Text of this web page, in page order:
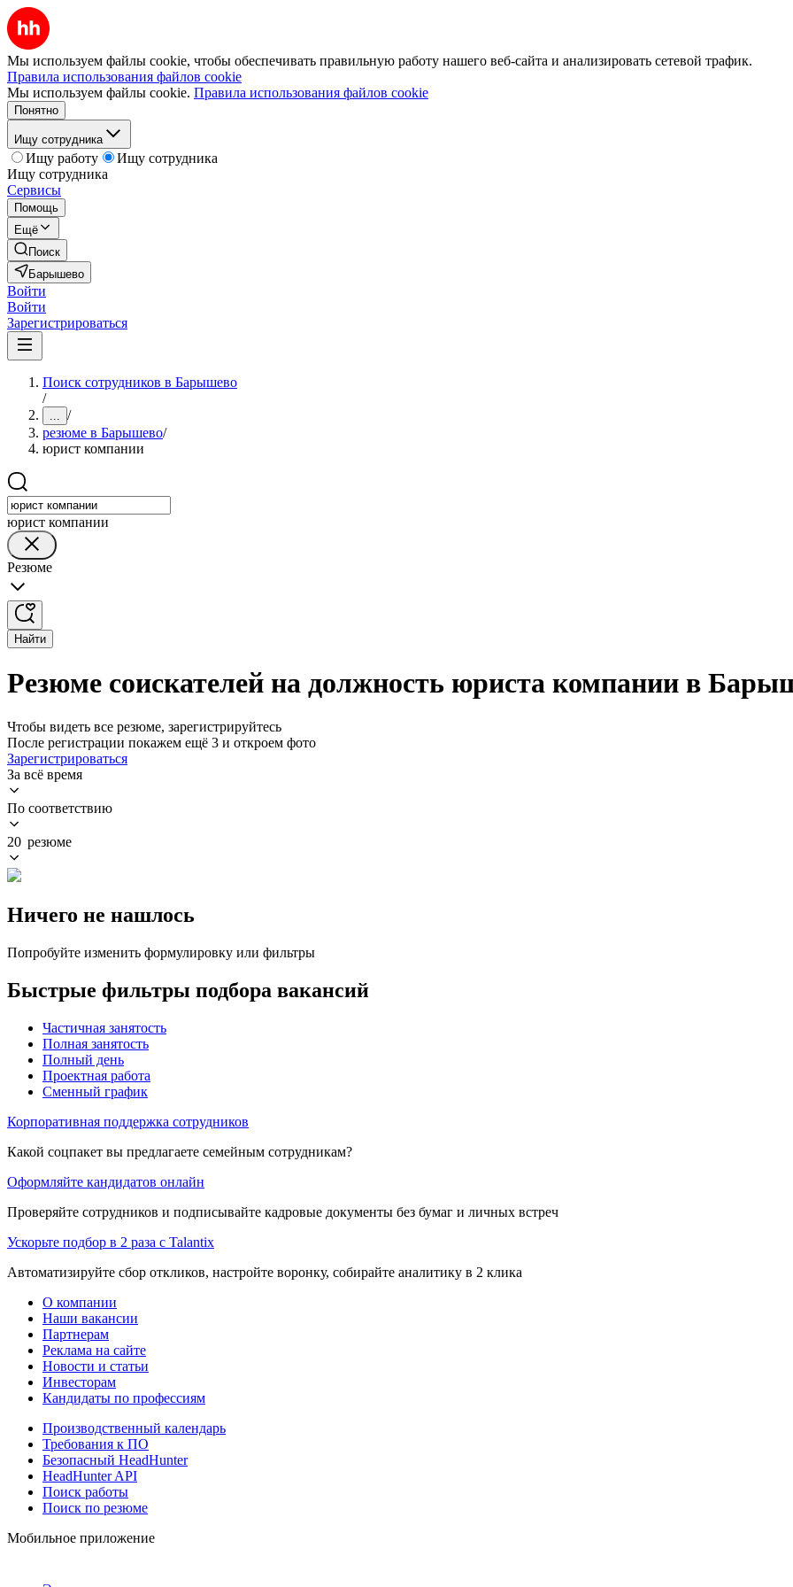
Мы используем файлы cookie, чтобы обеспечивать правильную работу нашего веб-сайта и анализировать сетевой трафик.
Правила использования файлов cookie
Мы используем файлы cookie. Правила использования файлов cookie
Понятно
Ищу сотрудника
Ищу работу
Ищу сотрудника
Ищу сотрудника
Сервисы
Помощь
Ещё
Поиск
Барышево
Войти
Войти
Зарегистрироваться
Поиск сотрудников в Барышево
/
... /
резюме в Барышево/
юрист компании
юрист компании
Резюме
Найти
Резюме соискателей на должность юриста компании в
Чтобы видеть все резюме, зарегистрируйтесь
После регистрации покажем ещё 3 и откроем фото
Зарегистрироваться
За всё время
По соответствию
20 резюме
Ничего не нашлось
Попробуйте изменить формулировку или фильтры
Быстрые фильтры подбора вакансий
Частичная занятость
Полная занятость
Полный день
Проектная работа
Сменный график
Корпоративная поддержка сотрудников
Какой соцпакет вы предлагаете семейным сотрудникам?
Оформляйте кандидатов онлайн
Проверяйте сотрудников и подписывайте кадровые документы без бумаг и личных встреч
Ускорьте подбор в 2 раза с Talantix
Автоматизируйте сбор откликов, настройте воронку, собирайте аналитику в 2 клика
О компании
Наши вакансии
Партнерам
Реклама на сайте
Новости и статьи
Инвесторам
Кандидаты по профессиям
Производственный календарь
Требования к ПО
Безопасный HeadHunter
HeadHunter API
Поиск работы
Поиск по резюме
Мобильное приложение